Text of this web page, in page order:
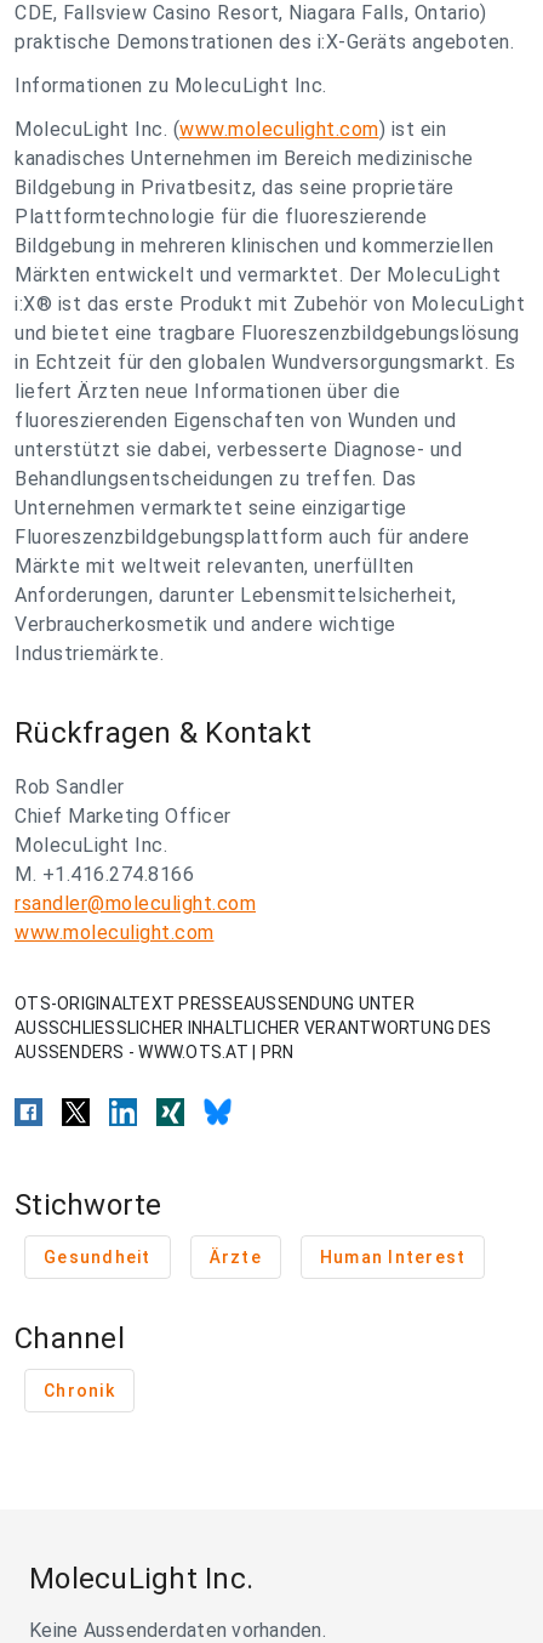
CDE, Fallsview Casino Resort, Niagara Falls, Ontario)
praktische Demonstrationen des i:X-Geräts angeboten.
Informationen zu MolecuLight Inc.
MolecuLight Inc. (www.moleculight.com) ist ein
kanadisches Unternehmen im Bereich medizinische
Bildgebung in Privatbesitz, das seine proprietäre
Plattformtechnologie für die fluoreszierende
Bildgebung in mehreren klinischen und kommerziellen
Märkten entwickelt und vermarktet. Der MolecuLight
i:X® ist das erste Produkt mit Zubehör von MolecuLight
und bietet eine tragbare Fluoreszenzbildgebungslösung
in Echtzeit für den globalen Wundversorgungsmarkt. Es
liefert Ärzten neue Informationen über die
fluoreszierenden Eigenschaften von Wunden und
unterstützt sie dabei, verbesserte Diagnose- und
Behandlungsentscheidungen zu treffen. Das
Unternehmen vermarktet seine einzigartige
Fluoreszenzbildgebungsplattform auch für andere
Märkte mit weltweit relevanten, unerfüllten
Anforderungen, darunter Lebensmittelsicherheit,
Verbraucherkosmetik und andere wichtige
Industriemärkte.
Rückfragen & Kontakt
Rob Sandler
Chief Marketing Officer
MolecuLight Inc.
M. +1.416.274.8166
rsandler@moleculight.com
www.moleculight.com
OTS-ORIGINALTEXT PRESSEAUSSENDUNG UNTER
AUSSCHLIESSLICHER INHALTLICHER VERANTWORTUNG DES
AUSSENDERS - WWW.OTS.AT | PRN
Stichworte
Gesundheit Ärzte Human Interest
Channel
Chronik
MolecuLight Inc.
Keine Aussenderdaten vorhanden.